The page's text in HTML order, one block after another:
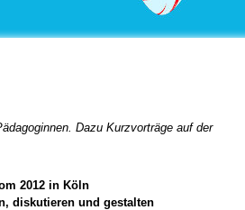
Dazu Kurzvorträge auf der
2012 in Köln
diskutieren und gestalten